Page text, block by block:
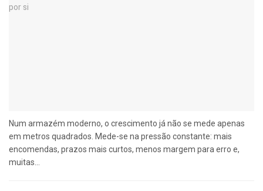
Num armazém moderno, o crescimento já não se mede apenas
em metros quadrados. Mede-se na pressão constante: mais
encomendas, prazos mais curtos, menos margem para erro e,
muitas...